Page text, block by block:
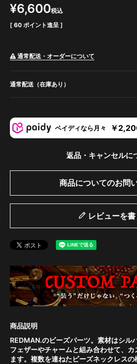
¥6,600税込
[ 60 ポイント進呈 ]
通常配送・オーダーについて
通常配送（在庫あり）
ペイディなら月々 ￥
返品・キャンセルに
商品についてのお問
レビューを書
REDMAN.のビーズパーツ。素材はシルバ
フェザーやチャームと組み合わせて、
ます。複数を連ねたビーズネックレスの